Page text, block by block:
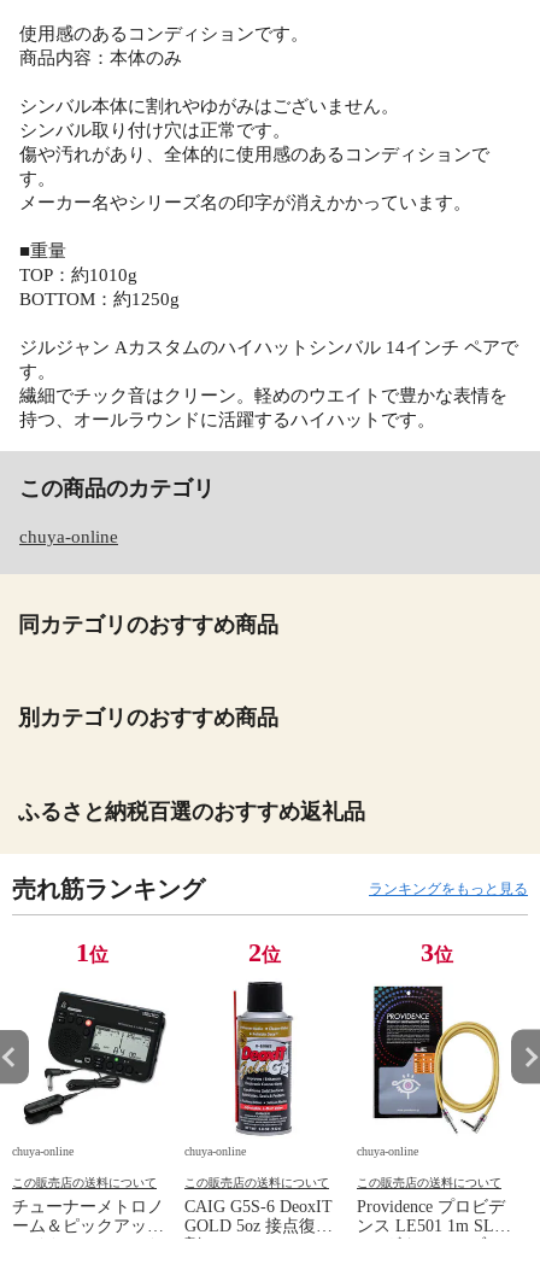
使用感のあるコンディションです。
商品内容：本体のみ
シンバル本体に割れやゆがみはございません。
シンバル取り付け穴は正常です。
傷や汚れがあり、全体的に使用感のあるコンディションで
す。
メーカー名やシリーズ名の印字が消えかかっています。
■重量
TOP：約1010g
BOTTOM：約1250g
ジルジャン Aカスタムのハイハットシンバル 14インチ ペアで
す。
繊細でチック音はクリーン。軽めのウエイトで豊かな表情を
持つ、オールラウンドに活躍するハイハットです。
この商品のカテゴリ
chuya-online
同カテゴリのおすすめ商品
別カテゴリのおすすめ商品
ふるさと納税百選のおすすめ返礼品
売れ筋ランキング ランキングをもっと見る
1位
chuya-online
この販売店の送料について
チューナーメトロノ
ーム＆ピックアップ
2位
chuya-online
この販売店の送料について
CAIG G5S-6 DeoxIT
GOLD 5oz 接点復活
3位
chuya-online
この販売店の送料について
Providence プロビデ
ンス LE501 1m SL